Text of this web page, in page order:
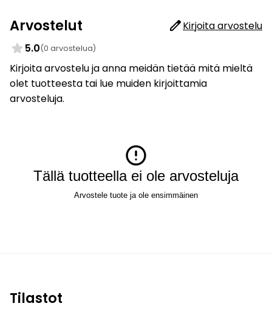
Arvostelut
Kirjoita arvostelu
5.0(0 arvostelua)
Kirjoita arvostelu ja anna meidän tietää mitä mieltä
olet tuotteesta tai lue muiden kirjoittamia
arvosteluja.
Tällä tuotteella ei ole arvosteluja
Arvostele tuote ja ole ensimmäinen
Tilastot